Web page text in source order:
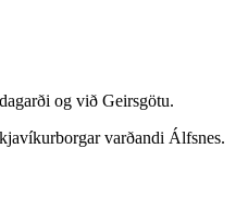
og við Geirsgötu.
varðandi Álfsnes.